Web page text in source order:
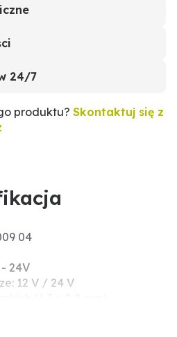
24/7
produktu? Skontaktuj się z
04
24V
12 V / 24 V
wodą